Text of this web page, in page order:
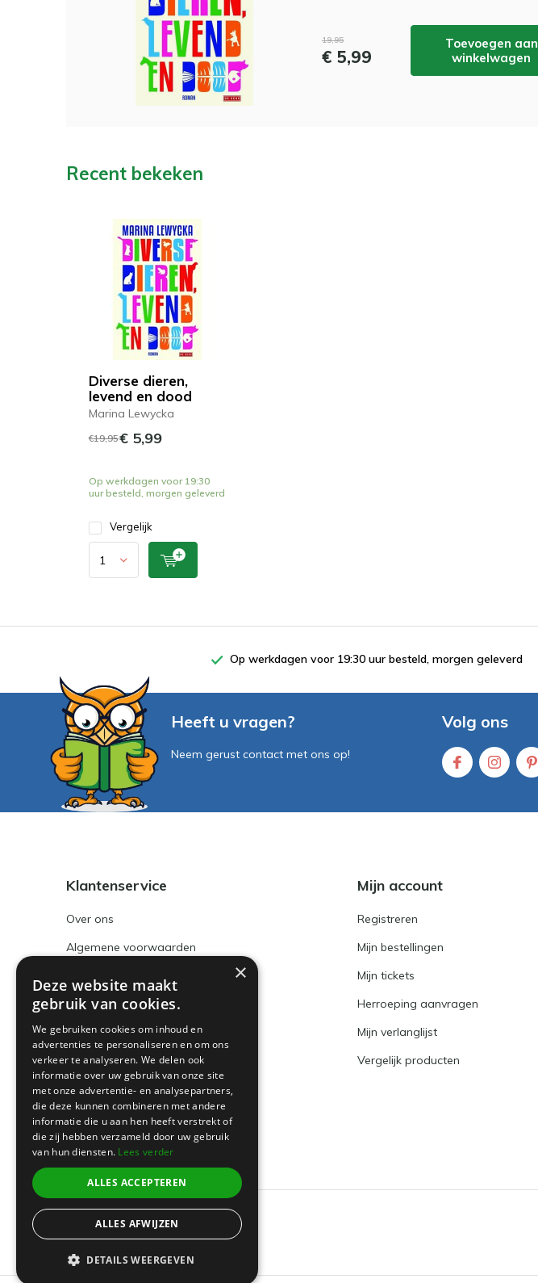
19,95
€ 5,99
Toevoegen aan
winkelwagen
Recent bekeken
Diverse dieren,
levend en dood
Marina Lewycka
€19,95€ 5,99
Op werkdagen voor 19:30
uur besteld, morgen geleverd
Vergelijk
Op werkdagen voor 19:30 uur besteld, morgen geleverd
Heeft u vragen?
Neem gerust contact met ons op!
Volg ons
Klantenservice
Over ons
Algemene voorwaarden
Privacy Policy
Betaalmethoden en BTW nummer
Verzenden & retourneren
Klantenservice
Sitemap
Mijn account
Registreren
Mijn bestellingen
Mijn tickets
Herroeping aanvragen
Mijn verlanglijst
Vergelijk producten
© 2026 -Boeklin
×
Deze website maakt
gebruik van cookies.
We gebruiken cookies om inhoud en
advertenties te personaliseren en om ons
verkeer te analyseren. We delen ook
informatie over uw gebruik van onze site
met onze advertentie- en analysepartners,
die deze kunnen combineren met andere
informatie die u aan hen heeft verstrekt of
die zij hebben verzameld door uw gebruik
van hun diensten. Lees verder
ALLES ACCEPTEREN
ALLES AFWIJZEN
DETAILS WEERGEVEN